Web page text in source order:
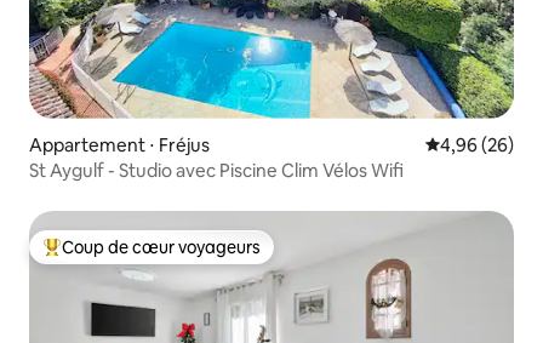
Appartement ⋅ Fréjus Évaluation
4,96 (26)
St Aygulf - Studio avec Piscine Clim Vélos Wifi
Coups de cœur voyageurs les plus appréciés
Coup de cœur voyageurs